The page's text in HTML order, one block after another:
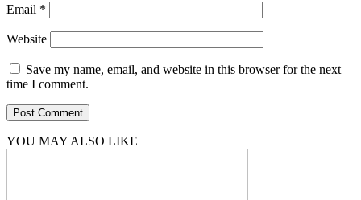
Email *
Website
Save my name, email, and website in this browser for the next
time I comment.
YOU MAY ALSO LIKE